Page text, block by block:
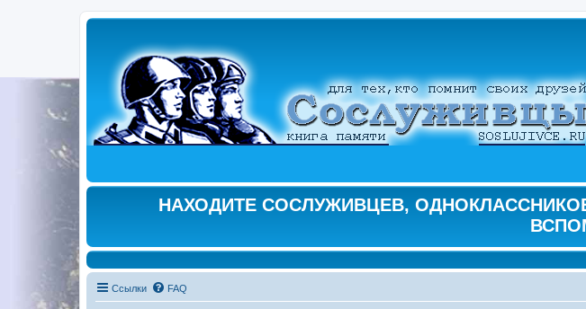
НАХОДИТЕ СОСЛУЖИВЦЕВ,
Ссылки FAQ